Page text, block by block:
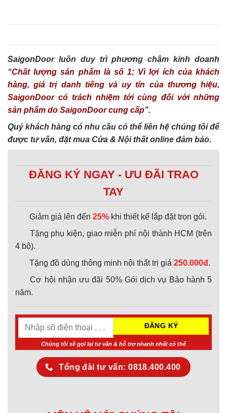
SaigonDoor luôn duy trì phương châm kinh doanh
“Chất lượng sản phẩm là số 1; Vì lợi ích của khách
hàng, giá trị danh tiếng và uy tín của thương hiệu,
SaigonDoor có trách nhiệm tới cùng đối với những
sản phẩm do SaigonDoor cung cấp”.
Quý khách hàng có nhu cầu có thể liên hệ chúng tôi để
được tư vấn, đặt mua Cửa & Nội thất online đảm bảo.
ĐĂNG KÝ NGAY - ƯU ĐÃI TRAO
TAY
Giảm giá lên đến 25% khi thiết kế lắp đặt trọn gói.
Tặng phụ kiện, giao miễn phí nội thành HCM (trên
4 bộ).
Tặng đồ dùng thông minh nội thất trị giá 250.000đ.
Cơ hội nhận ưu đãi 50% Gói dịch vụ Bảo hành 5
năm.
Chúng tôi sẽ gọi lại tư vấn & hỗ trợ nhanh nhất có thể
Tổng đài tư vấn: 0818.400.400